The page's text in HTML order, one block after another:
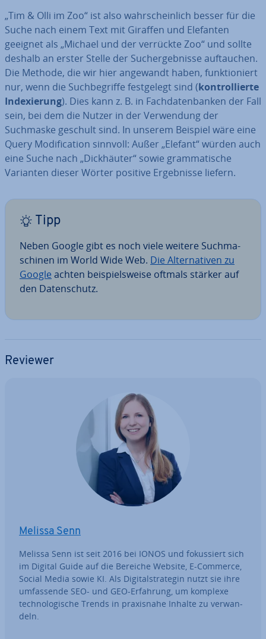
„Tim & Olli im Zoo“ ist also wahr­schein­lich besser für die
Suche nach einem Text mit Giraffen und Elefanten
geeignet als „Michael und der verrückte Zoo“ und sollte
deshalb an erster Stelle der Such­ergeb­nis­se auf­tau­chen.
Die Methode, die wir hier angewandt haben, funk­tio­niert
nur, wenn die Such­be­grif­fe fest­ge­legt sind (kon­trol­lier­te
In­de­xie­rung). Dies kann z. B. in Fach­da­ten­ban­ken der Fall
sein, bei dem die Nutzer in der Ver­wen­dung der
Suchmaske geschult sind. In unserem Beispiel wäre eine
Query Mo­di­fi­ca­ti­on sinnvoll: Außer „Elefant“ würden auch
eine Suche nach „Dick­häu­ter“ sowie gram­ma­ti­sche
Varianten dieser Wörter positive Er­geb­nis­se liefern.
Tipp
Neben Google gibt es noch viele weitere Such­ma­
schi­nen im World Wide Web. Die Al­ter­na­ti­ven zu
Google achten bei­spiels­wei­se oftmals stärker auf
den Da­ten­schutz.
Reviewer
Melissa Senn
Melissa Senn ist seit 2016 bei IONOS und fo­kus­siert sich
im Digital Guide auf die Bereiche Website, E-Commerce,
Social Media sowie KI. Als Di­gi­tal­stra­te­gin nutzt sie ihre
um­fas­sen­de SEO- und GEO-Erfahrung, um komplexe
tech­no­lo­gi­sche Trends in pra­xis­na­he Inhalte zu ver­wan­
deln.